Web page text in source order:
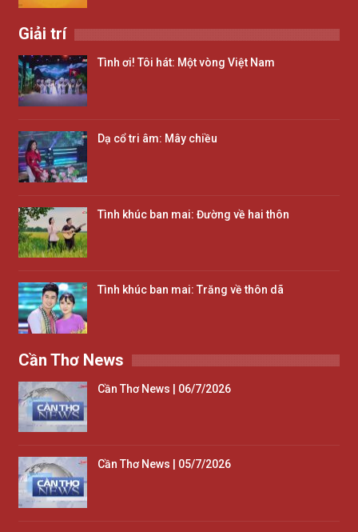
Giải trí
Tình ơi! Tôi hát: Một vòng Việt Nam
Dạ cổ tri âm: Mây chiều
Tình khúc ban mai: Đường về hai thôn
Tình khúc ban mai: Trăng về thôn dã
Cần Thơ News
Cần Thơ News | 06/7/2026
Cần Thơ News | 05/7/2026